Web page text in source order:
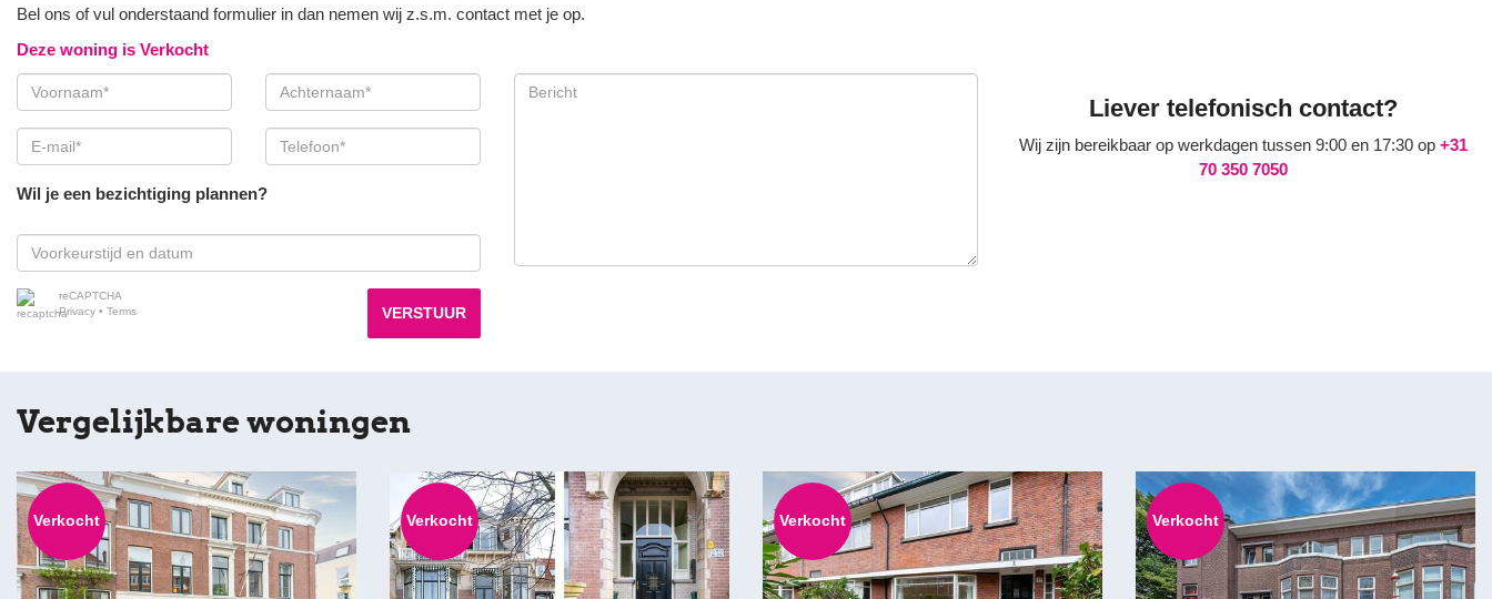
Bel ons of vul onderstaand formulier in dan nemen wij z.s.m. contact met je op.
Deze woning is Verkocht
Wil je een bezichtiging plannen?
reCAPTCHA
Privacy • Terms VERSTUUR
Liever telefonisch contact?
Wij zijn bereikbaar op werkdagen tussen 9:00 en 17:30 op +31
70 350 7050
Vergelijkbare woningen
Verkocht Verkocht Verkocht Verkocht